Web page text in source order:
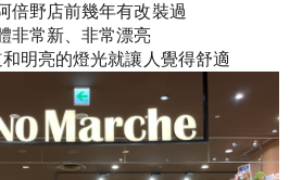
倍野店前幾年有改裝過
非常新、非常漂亮
明亮的燈光就讓人覺得舒適